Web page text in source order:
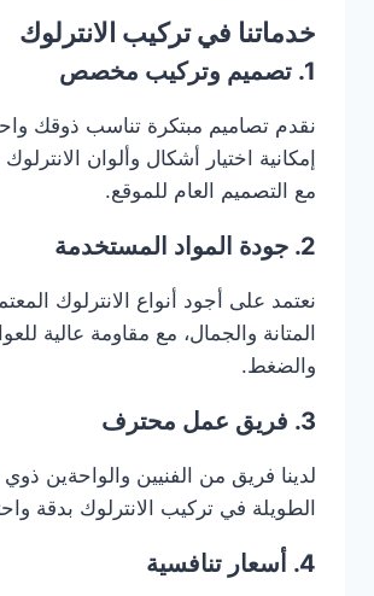
خدماتنا في تركيب الانترلوك
1. تصميم وتركيب مخصص
نقدم تصاميم مبتكرة تناسب ذوقك
إمكانية اختيار أشكال وألوان
مع التصميم العام للموقع.
2. جودة المواد المستخدمة
نعتمد على أجود أنواع الانترلوك
المتانة والجمال، مع مقاومة عالية
والضغط.
3. فريق عمل محترف
لدينا فريق من الفنيين والواحةين ذوي
الطويلة في تركيب الانترلوك بدقة
4. أسعار تنافسية